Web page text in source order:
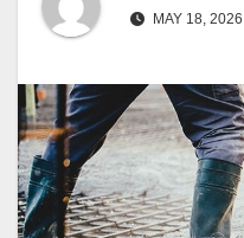
MAY 18, 2026